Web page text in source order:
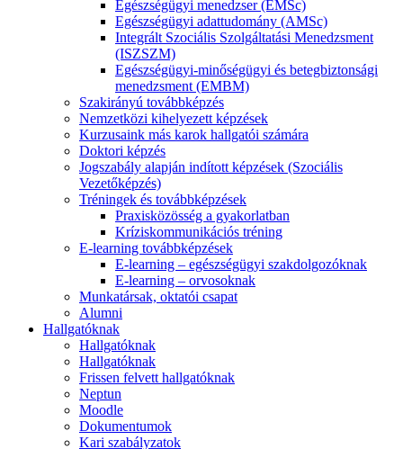
Egészségügyi menedzser (EMSc)
Egészségügyi adattudomány (AMSc)
Integrált Szociális Szolgáltatási Menedzsment
(ISZSZM)
Egészségügyi-minőségügyi és betegbiztonsági
menedzsment (EMBM)
Szakirányú továbbképzés
Nemzetközi kihelyezett képzések
Kurzusaink más karok hallgatói számára
Doktori képzés
Jogszabály alapján indított képzések (Szociális
Vezetőképzés)
Tréningek és továbbképzések
Praxisközösség a gyakorlatban
Kríziskommunikációs tréning
E-learning továbbképzések
E-learning – egészségügyi szakdolgozóknak
E-learning – orvosoknak
Munkatársak, oktatói csapat
Alumni
Hallgatóknak
Hallgatóknak
Hallgatóknak
Frissen felvett hallgatóknak
Neptun
Moodle
Dokumentumok
Kari szabályzatok